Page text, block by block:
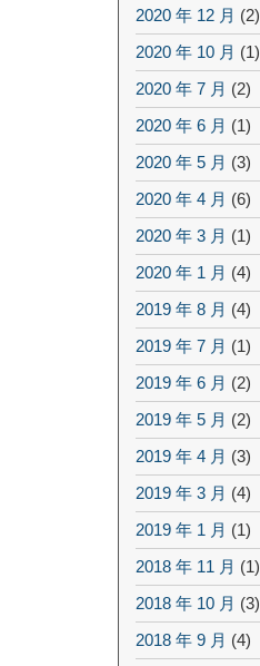
2020 年 12 月 (2)
2020 年 10 月 (1)
2020 年 7 月 (2)
2020 年 6 月 (1)
2020 年 5 月 (3)
2020 年 4 月 (6)
2020 年 3 月 (1)
2020 年 1 月 (4)
2019 年 8 月 (4)
2019 年 7 月 (1)
2019 年 6 月 (2)
2019 年 5 月 (2)
2019 年 4 月 (3)
2019 年 3 月 (4)
2019 年 1 月 (1)
2018 年 11 月 (1)
2018 年 10 月 (3)
2018 年 9 月 (4)